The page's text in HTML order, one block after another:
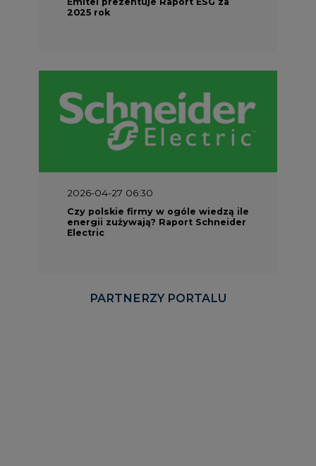
2025 rok
2026-04-27 06:30
Czy polskie firmy w ogóle wiedzą ile
energii zużywają? Raport Schneider
Electric
PARTNERZY PORTALU